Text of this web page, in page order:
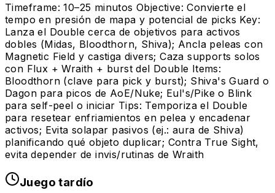
Timeframe: 10–25 minutos Objective: Convierte el
tempo en presión de mapa y potencial de picks Key:
Lanza el Double cerca de objetivos para activos
dobles (Midas, Bloodthorn, Shiva); Ancla peleas con
Magnetic Field y castiga divers; Caza supports solos
con Flux + Wraith + burst del Double Items:
Bloodthorn (clave para pick y burst); Shiva's Guard o
Dagon para picos de AoE/Nuke; Eul's/Pike o Blink
para self-peel o iniciar Tips: Temporiza el Double
para resetear enfriamientos en pelea y encadenar
activos; Evita solapar pasivos (ej.: aura de Shiva)
planificando qué objeto duplicar; Contra True Sight,
evita depender de invis/rutinas de Wraith
Juego tardío